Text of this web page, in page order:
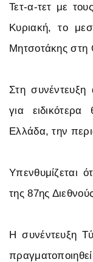
Τετ-α-τετ με
Κυριακή, το
Μητσοτάκης στη
Στη συνέντευξη
για
Ελλάδα, την
Υπενθυμίζεται
της 87ης
Η συνέντευξη